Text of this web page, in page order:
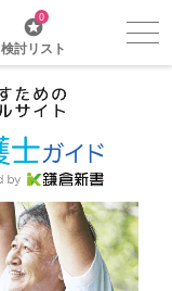
0
検討リスト